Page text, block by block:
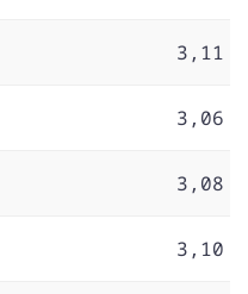
3,11
3,06
3,08
3,10